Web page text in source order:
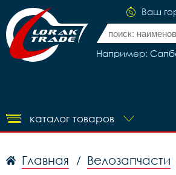
Ваш
Например:
каталог товаров
Главная / Велозапчасти